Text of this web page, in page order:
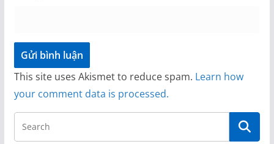
This site uses Akismet to reduce spam. Learn how
your comment data is processed.